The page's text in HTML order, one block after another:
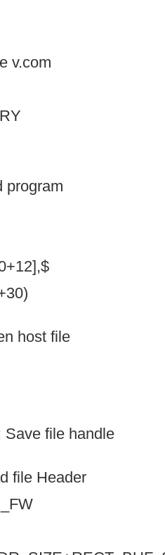
v.com
program
host file
Save file handle
file Header